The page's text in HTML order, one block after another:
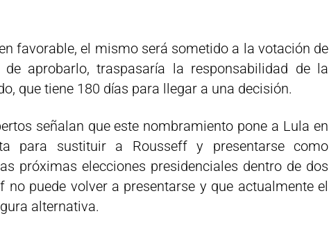
favorable, el mismo será sometido a la votación de
aprobarlo, traspasaría la responsabilidad de la
que tiene 180 días para llegar a una decisión.
señalan que este nombramiento pone a Lula en
para sustituir a Rousseff y presentarse como
próximas elecciones presidenciales dentro de dos
no puede volver a presentarse y que actualmente el
alternativa.